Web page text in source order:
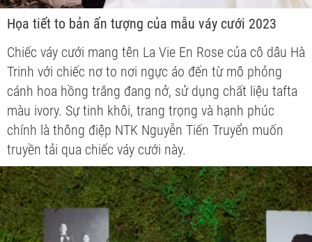
Họa tiết to bản ấn tượng của mẫu váy cưới 2023
Chiếc váy cưới mang tên La Vie En Rose của cô dâu Hà
Trinh với chiếc nơ to nơi ngực áo đến từ mô phỏng
cánh hoa hồng trắng đang nở, sử dụng chất liệu tafta
màu ivory. Sự tinh khôi, trang trọng và hạnh phúc
chính là thông điệp NTK Nguyễn Tiến Truyển muốn
truyền tải qua chiếc váy cưới này.